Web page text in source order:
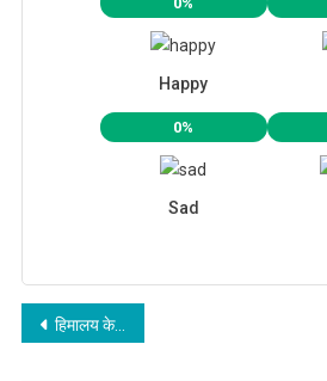
Happy
0%
Sad
Post
navigation
हिमालय केवल पर्वत नहीं, बल्कि भारत की शक्ति, आध्यात्मिकता और पहचान का प्रतीक है : श्री किरेन रिजिजू